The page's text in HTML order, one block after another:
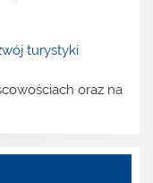
turystyki
oraz na